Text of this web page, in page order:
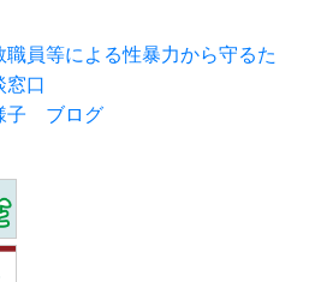
職員等による性暴力から守るた
窓口
子 ブログ